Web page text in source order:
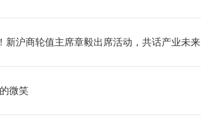
新沪商轮值主席章毅出席活动，共话产业未来
微笑